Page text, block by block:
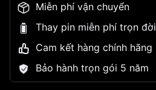
Miễn phí vận chuyển
Thay pin miễn phí trọn đời
Cam kết hàng chính hãng
Bảo hành trọn gói 5 năm